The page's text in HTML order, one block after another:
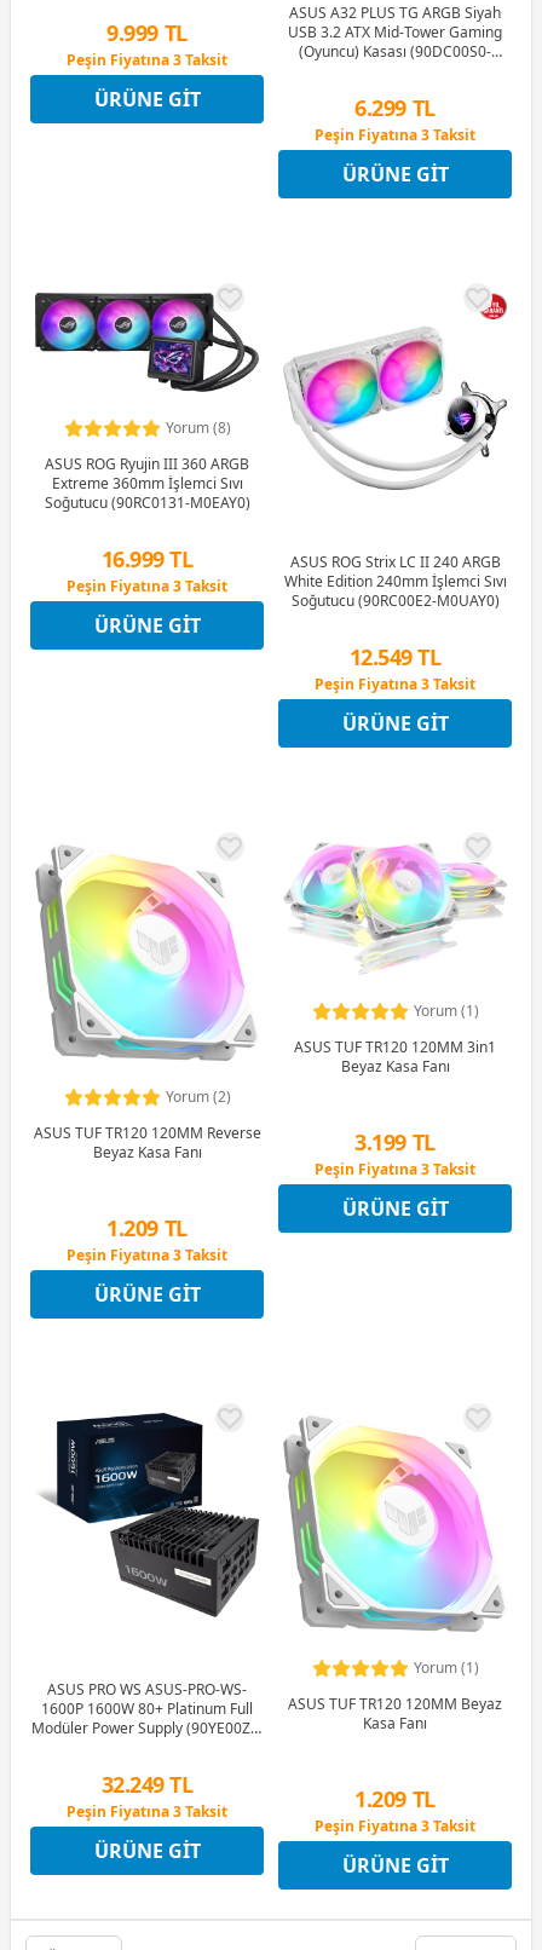
9.999 TL
Peşin Fiyatına 3 Taksit
12 Ay x 1.176 TL taksitle
Peşin Fiyatına 3 Taksit
ÜRÜNE GIT
ASUS A32 PLUS TG ARGB Siyah
USB 3.2 ATX Mid-Tower Gaming
(Oyuncu) Kasası (90DC00S0-
6.299 TL
Peşin Fiyatına 3 Taksit
12 Ay x 741 TL taksitle
Peşin Fiyatına 3 Taksit
ÜRÜNE GIT
Yorum (8)
ASUS ROG Ryujin III 360 ARGB
Extreme 360mm İşlemci Sıvı
Soğutucu (90RC0131-M0EAY0)
16.999 TL
Peşin Fiyatına 3 Taksit
12 Ay x 2.000 TL taksitle
Peşin Fiyatına 3 Taksit
ÜRÜNE GIT
ASUS ROG Strix LC II 240 ARGB
White Edition 240mm İşlemci Sıvı
Soğutucu (90RC00E2-M0UAY0)
12.549 TL
Peşin Fiyatına 3 Taksit
12 Ay x 1.476 TL taksitle
Peşin Fiyatına 3 Taksit
ÜRÜNE GIT
Yorum (2)
ASUS TUF TR120 120MM Reverse
Beyaz Kasa Fanı
1.209 TL
Peşin Fiyatına 3 Taksit
12 Ay x 142 TL taksitle
Peşin Fiyatına 3 Taksit
ÜRÜNE GIT
Yorum (1)
ASUS TUF TR120 120MM 3in1
Beyaz Kasa Fanı
3.199 TL
Peşin Fiyatına 3 Taksit
12 Ay x 376 TL taksitle
Peşin Fiyatına 3 Taksit
ÜRÜNE GIT
ASUS PRO WS ASUS-PRO-WS-
1600P 1600W 80+ Platinum Full
Modüler Power Supply (90YE00Z2-
32.249 TL
Peşin Fiyatına 3 Taksit
12 Ay x 3.794 TL taksitle
Peşin Fiyatına 3 Taksit
ÜRÜNE GIT
Yorum (1)
ASUS TUF TR120 120MM Beyaz
Kasa Fanı
1.209 TL
Peşin Fiyatına 3 Taksit
12 Ay x 142 TL taksitle
Peşin Fiyatına 3 Taksit
ÜRÜNE GIT